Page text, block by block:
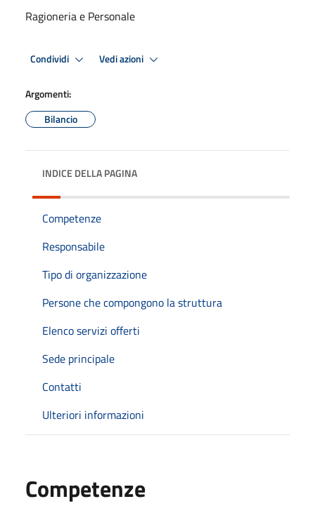
Ragioneria e Personale
Condividi Vedi azioni
Argomenti:
Bilancio
INDICE DELLA PAGINA
Competenze
Responsabile
Tipo di organizzazione
Persone che compongono la struttura
Elenco servizi offerti
Sede principale
Contatti
Ulteriori informazioni
Competenze